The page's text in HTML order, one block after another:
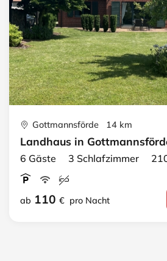
Gottmannsförde 14 km
Landhaus in
6 Gäste 3 Schlafzimmer
ab 110 € pro Nacht